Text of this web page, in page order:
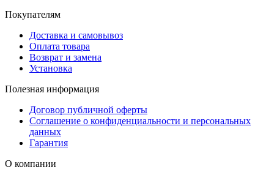
Покупателям
Доставка и самовывоз
Оплата товара
Возврат и замена
Установка
Полезная информация
Договор публичной оферты
Соглашение о конфиденциальности и персональных
данных
Гарантия
О компании